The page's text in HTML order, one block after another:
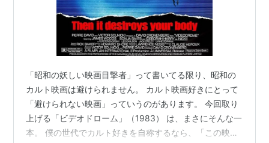
「昭和の妖しい映画目撃者」って書いてる限り、昭和の
カルト映画は避けられません。 カルト映画好きにとって
「避けられない映画」っていうのがあります。 今回取り
上げる「ビデオドローム」（1983） は、まさにそんな一
本。 僕の世代でカルト好きを自称するなら、「この映画